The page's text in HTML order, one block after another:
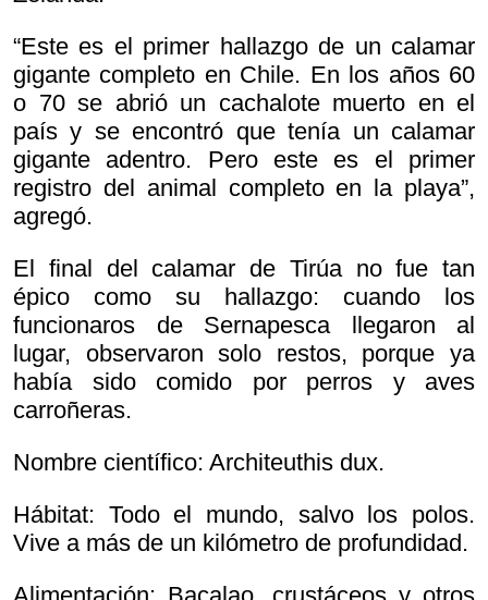
“Este es el primer hallazgo de un calamar
gigante completo en Chile. En los años 60
o 70 se abrió un cachalote muerto en el
país y se encontró que tenía un calamar
gigante adentro. Pero este es el primer
registro del animal completo en la playa”,
agregó.
El final del calamar de Tirúa no fue tan
épico como su hallazgo: cuando los
funcionaros de Sernapesca llegaron al
lugar, observaron solo restos, porque ya
había sido comido por perros y aves
carroñeras.
Nombre científico: Architeuthis dux.
Hábitat: Todo el mundo, salvo los polos.
Vive a más de un kilómetro de profundidad.